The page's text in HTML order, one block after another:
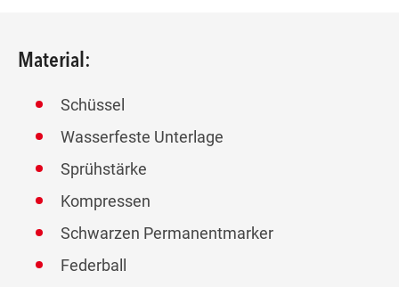
Material:
Schüssel
Wasserfeste Unterlage
Sprühstärke
Kompressen
Schwarzen Permanentmarker
Federball